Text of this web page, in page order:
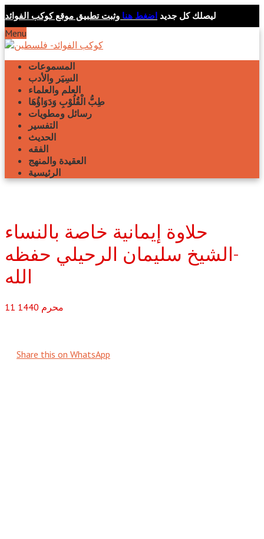
ليصلك كل جديد اضغط هنا وثبت تطبيق موقع كوكب الفوائد
Menu
المسموعات
السِيَر والأدب
العلم والعلماء
طِبُّ الْقُلُوْبِ وَدَوَاؤُهَا
رسائل ومطويات
التفسير
الحديث
الفقه
العقيدة والمنهج
الرئيسية
حلاوة إيمانية خاصة بالنساء
-الشيخ سليمان الرحيلي حفظه
الله
11 محرم 1440
Share this on WhatsApp